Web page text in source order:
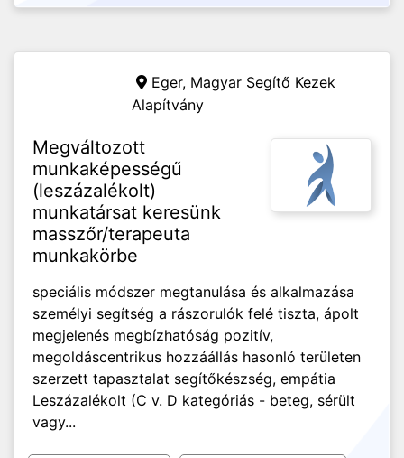
Eger, Magyar Segítő Kezek
Alapítvány
Megváltozott
munkaképességű
(leszázalékolt)
munkatársat keresünk
masszőr/terapeuta
munkakörbe
speciális módszer megtanulása és alkalmazása
személyi segítség a rászorulók felé tiszta, ápolt
megjelenés megbízhatóság pozitív,
megoldáscentrikus hozzáállás hasonló területen
szerzett tapasztalat segítőkészség, empátia
Leszázalékolt (C v. D kategóriás - beteg, sérült
vagy...